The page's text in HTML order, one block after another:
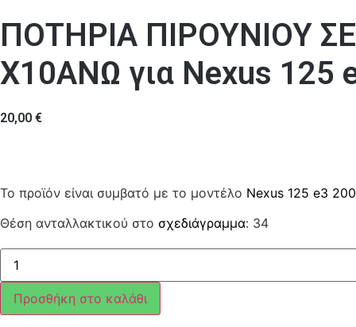
ΠΟΤΗΡΙΑ ΠΙΡΟΥΝΙΟΥ
Χ10ΑΝΩ για Nexus 125
20,00 €
Το προϊόν είναι συμβατό με το μοντέλο Nexus 125 e3
Θέση ανταλλακτικού στο σχεδιάγραμμα: 34
ΠΟΤΗΡΙΑ
ΠΙΡΟΥΝΙΟΥ
ΣΕΤ
BEV300-
CARN-
Χ10ΑΝΩ
Προσθήκη στο καλάθι